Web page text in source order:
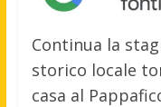
Continua la
storico locale
casa al